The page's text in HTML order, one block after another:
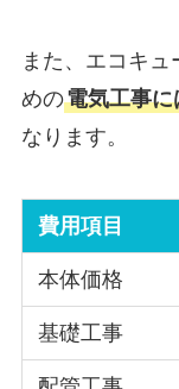
また、エコキ
めの電気工事
なります。
費用項目
本体価格
基礎工事